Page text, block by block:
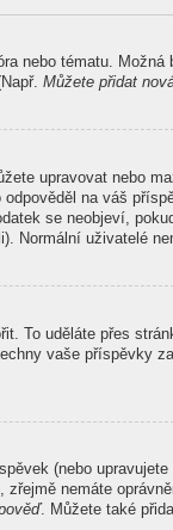
nebo tématu.
Můžete přidat
upravovat nebo
odpověděl na váš
se neobjeví,
uživatelé
To uděláte přes
vaše příspěvky
(nebo
nemáte
. Můžete také